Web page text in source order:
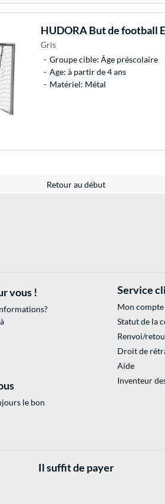
HUDORABut de football
Gris
Groupe cible: Âge préscolaire
Age: à partir de 4 ans
Matériel: Métal
Retour au début
vous !
le bon
Service
Mon compte
Statut de la
Renvoi/
Droit de
Aide
Inventeur
Il suffit de payer